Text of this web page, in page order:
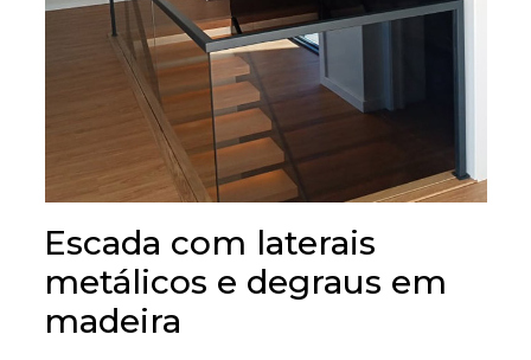
Escada com laterais
metálicos e degraus em
madeira